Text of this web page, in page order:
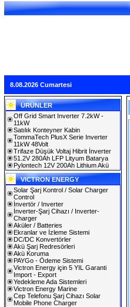
8.08.2026 Cumartesi
ÜRÜNLER
Off Grid Smart Inverter 7.2kW -
11kW
Satılık Konteyner Kabin
TommaTech PlusX Serie Inverter
11kW 48Volt
Trifaze Düşük Voltaj Hibrit İnverter
51.2V 280Ah LFP Lityum Batarya
Pylontech 12V 200Ah Lithium Akü
VICTRON ENERGY
Solar Şarj Kontrol / Solar Charger
Control
İnvertör / Inverter
İnverter-Şarj Cihazı / Inverter-
Charger
Aküler / Batteries
Ekranlar ve İzleme Sistemi
DC/DC Konvertörler
Akü Şarj Redresörleri
Akü Koruma
PAYGo - Ödeme Sistemi
Victron Energy için 5 YIL Garanti
Import - Export
Yedekleme Ada Sistemleri
Victron Energy Marine
Cep Telefonu Şarj Cihazı Solar
Mobile Phone Charger